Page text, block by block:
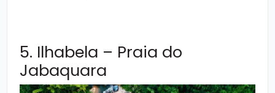
5. Ilhabela – Praia do
Jabaquara